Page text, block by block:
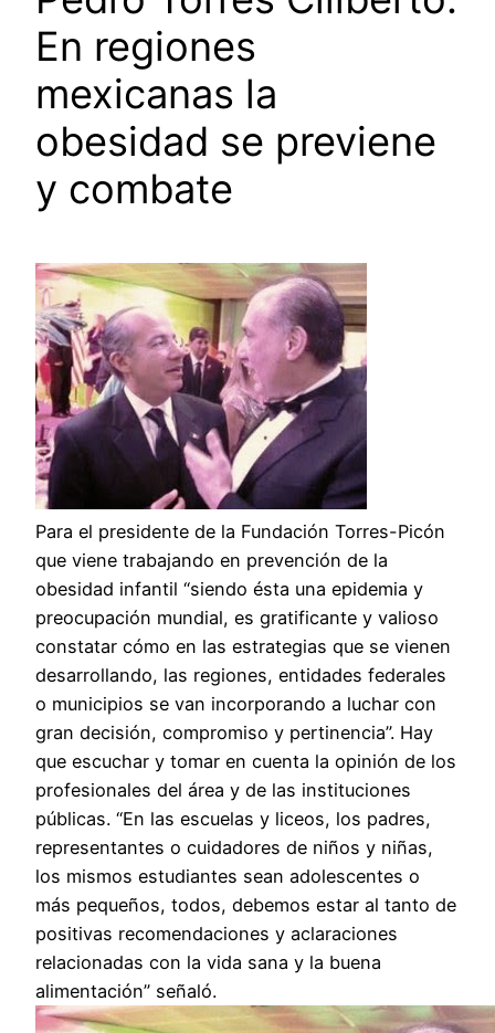
En regiones
mexicanas la
obesidad se previene
y combate
Para el presidente de la Fundación Torres-Picón
que viene trabajando en prevención de la
obesidad infantil “siendo ésta una epidemia y
preocupación mundial, es gratificante y valioso
constatar cómo en las estrategias que se vienen
desarrollando, las regiones, entidades federales
o municipios se van incorporando a luchar con
gran decisión, compromiso y pertinencia”. Hay
que escuchar y tomar en cuenta la opinión de los
profesionales del área y de las instituciones
públicas. “En las escuelas y liceos, los padres,
representantes o cuidadores de niños y niñas,
los mismos estudiantes sean adolescentes o
más pequeños, todos, debemos estar al tanto de
positivas recomendaciones y aclaraciones
relacionadas con la vida sana y la buena
alimentación” señaló.